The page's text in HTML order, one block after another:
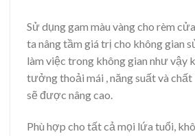
Sử dụng gam màu vàng cho rèm
ta nâng tầm giá trị cho không gian
làm việc trong không gian như vậy
tưởng thoải mái , năng suất và
sẽ được nâng cao.
Phù hợp cho tất cả mọi lứa tuổi,